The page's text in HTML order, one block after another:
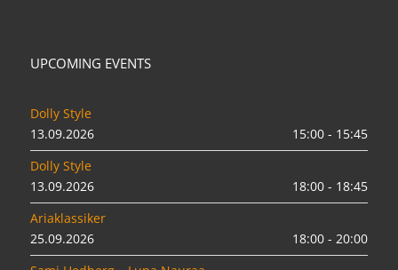
UPCOMING EVENTS
Dolly Style
13.09.2026
15:00 - 15:45
Dolly Style
13.09.2026
18:00 - 18:45
Ariaklassiker
25.09.2026
18:00 - 20:00